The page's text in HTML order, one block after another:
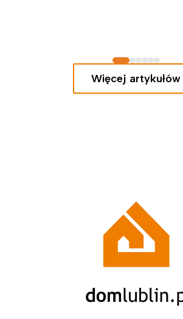
które chcą uciec od hałasu, nie
Więcej artykułów